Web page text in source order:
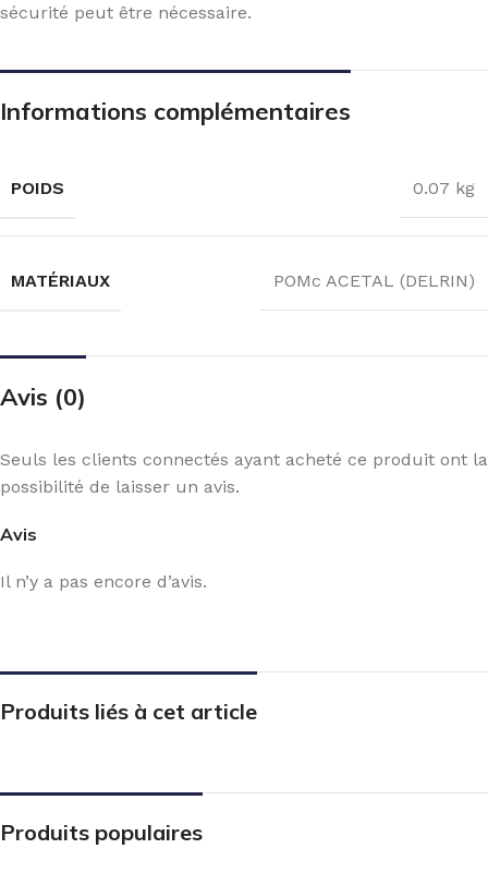
sécurité peut être nécessaire.
Informations complémentaires
POIDS 0.07 kg
MATÉRIAUX POMc ACETAL (DELRIN)
Avis (0)
Avis
Il n’y a pas encore d’avis.
Seuls les clients connectés ayant acheté ce produit ont la
possibilité de laisser un avis.
Produits liés à cet article
Produits populaires